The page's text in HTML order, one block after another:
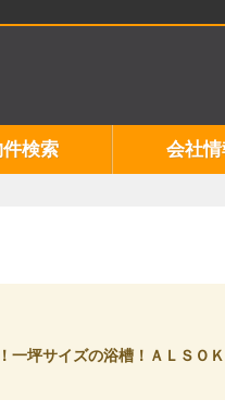
検索 会社情
坪サイズの浴槽！ＡＬＳＯ